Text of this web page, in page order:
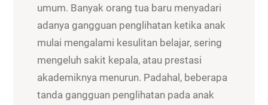
umum. Banyak orang tua baru menyadari
adanya gangguan penglihatan ketika anak
mulai mengalami kesulitan belajar, sering
mengeluh sakit kepala, atau prestasi
akademiknya menurun. Padahal, beberapa
tanda gangguan penglihatan pada anak